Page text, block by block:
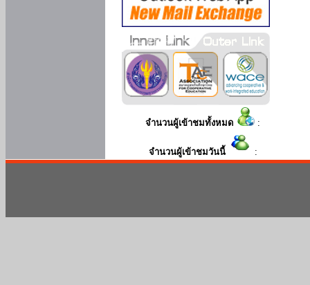
จำนวนผู้เข้าชมทั้งหมด :
จำนวนผู้เข้าชมวันนี้ :